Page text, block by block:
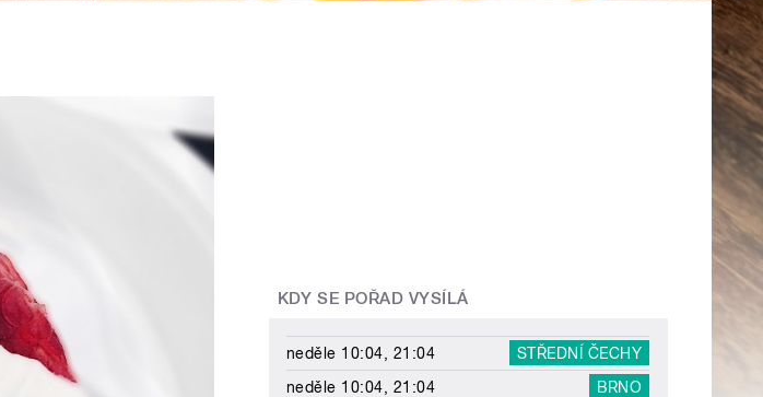
KDY SE POŘAD VYSÍLÁ
neděle 10:04, 21:04
STŘEDNÍ ČECHY
neděle 10:04, 21:04
BRNO